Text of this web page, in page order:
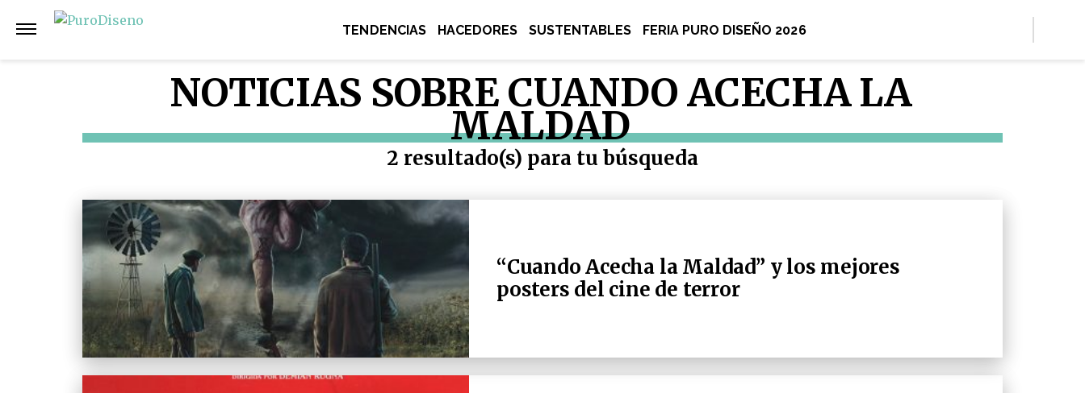
TENDENCIAS HACEDORES SUSTENTABLES FERIA PURO DISEÑO 2026
NOTICIAS SOBRE CUANDO ACECHA LA
MALDAD
2 resultado(s) para tu búsqueda
“Cuando Acecha la Maldad” y los mejores
posters del cine de terror